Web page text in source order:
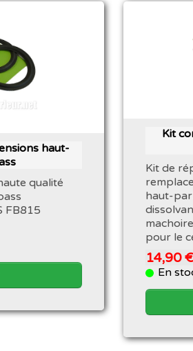
haut-
qualité
FB815
Kit
Kit de
haut-
pour le
14,90 €
En